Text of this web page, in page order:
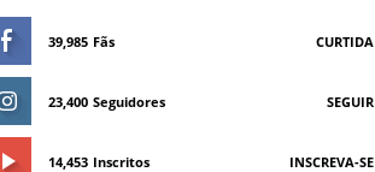
39,985 Fãs CURTIDA
23,400 Seguidores SEGUIR
14,453 Inscritos INSCREVA-SE